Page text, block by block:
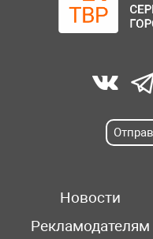
Новости
Рекламодателям